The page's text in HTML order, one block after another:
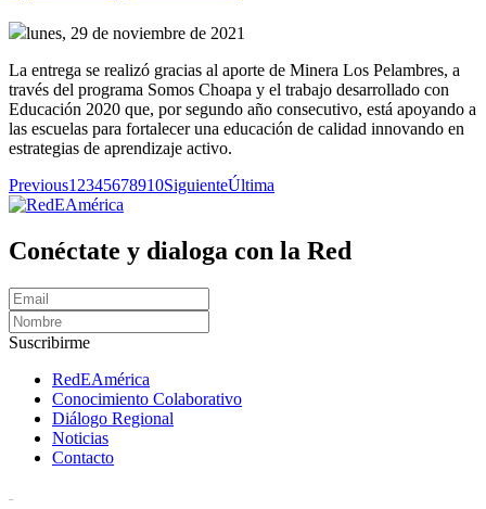
lunes, 29 de noviembre de 2021
La entrega se realizó gracias al aporte de Minera Los Pelambres, a
través del programa Somos Choapa y el trabajo desarrollado con
Educación 2020 que, por segundo año consecutivo, está apoyando a
las escuelas para fortalecer una educación de calidad innovando en
estrategias de aprendizaje activo.
Previous1 2345678910SiguienteÚltima
Conéctate y dialoga con la Red
Suscribirme
RedEAmérica
Conocimiento Colaborativo
Diálogo Regional
Noticias
Contacto